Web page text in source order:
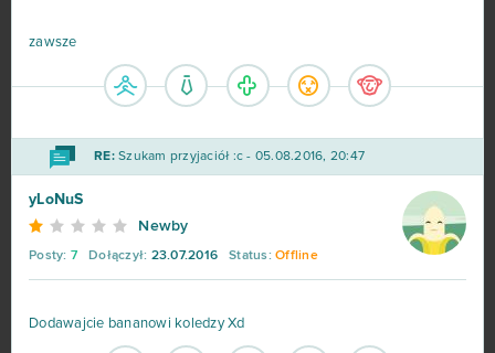
zawsze
RE:Szukam przyjaciół :c - 05.08.2016, 20:47
yLoNuS
Newby
Posty: 7 Dołączył: 23.07.2016 Status: Offline
Dodawajcie bananowi koledzy Xd